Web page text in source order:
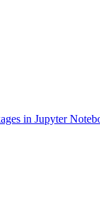
in Jupyter